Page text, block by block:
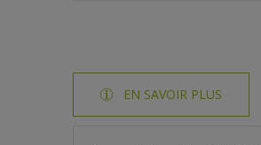
EN SAVOIR PLUS